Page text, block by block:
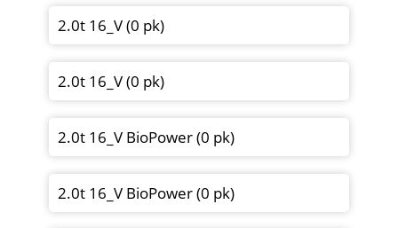
2.0t 16_V (0 pk)
2.0t 16_V (0 pk)
2.0t 16_V BioPower (0 pk)
2.0t 16_V BioPower (0 pk)